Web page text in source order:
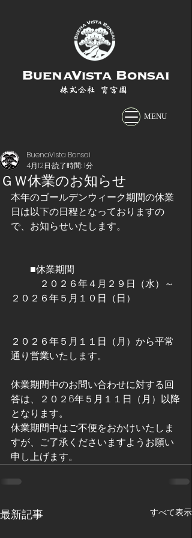
株式会社 宵宮園
MENU
ＧＷ休業のお知らせ
BuenaVista Bonsai
4月12日 読了時間: 1分
本年のゴールデンウィーク期間の休業
日は以下の日程となっておりますの
で、お知らせいたします。
■休業期間
２０２６年４月２９日（水）～
２０２６年５月１０日（日）
２０２６年５月１１日（月）から平常
通り営業いたします。
休業期間中のお問い合わせに対する回
答は、２０２6年５月１１日（月）以降
となります。
休業期間中はご不便をおかけいたしま
すが、ご了承くださいますようお願い
申し上げます。
最新記事 すべて表示